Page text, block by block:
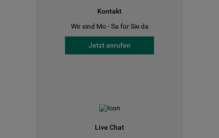
Kontakt
Wir sind Mo - Sa für Sie da
Jetzt anrufen
Live Chat